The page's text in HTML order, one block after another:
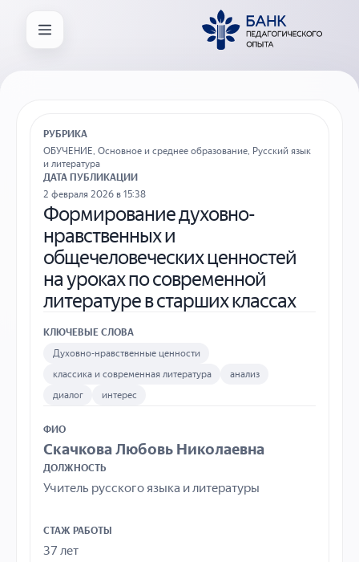
ФИО
Cкачкова Любовь Николаевна
ДОЛЖНОСТЬ
Учитель русского языка и литературы
СТАЖ РАБОТЫ
37 лет
РУБРИКА
ОБУЧЕНИЕ, Основное и среднее образование, Русский язык
и литература
ДАТА ПУБЛИКАЦИИ
2 февраля 2026 в 15:38
Формирование духовно-
нравственных и
общечеловеческих ценностей
на уроках по современной
литературе в старших классах
КЛЮЧЕВЫЕ СЛОВА
Духовно-нравственные ценности
классика и современная литература
анализ
диалог
интерес